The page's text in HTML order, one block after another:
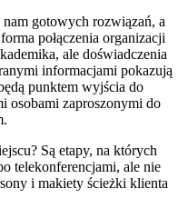
gotowych rozwiązań, a
połączenia organizacji
ale doświadczenia
informacjami pokazują
punktem wyjścia do
osobami zaproszonymi do
Są etapy, na których
telekonferencjami, ale nie
i makiety ścieżki klienta